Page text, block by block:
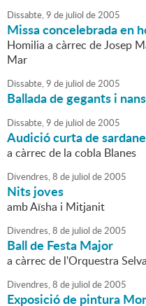
Dissabte,9 de juliol de2005
Missa concelebrada en
Homilia a càrrec de Josep
Mar
Dissabte,9 de juliol de2005
Ballada de gegants i nans
Dissabte,9 de juliol de2005
Audició curta de
a càrrec de la cobla Blanes
Divendres,8 de juliol de2005
Nits joves
amb Aïsha i Mitjanit
Divendres,8 de juliol de2005
Ball de Festa Major
a càrrec de l'Orquestra
Divendres,8 de juliol de2005
Exposició de pintura